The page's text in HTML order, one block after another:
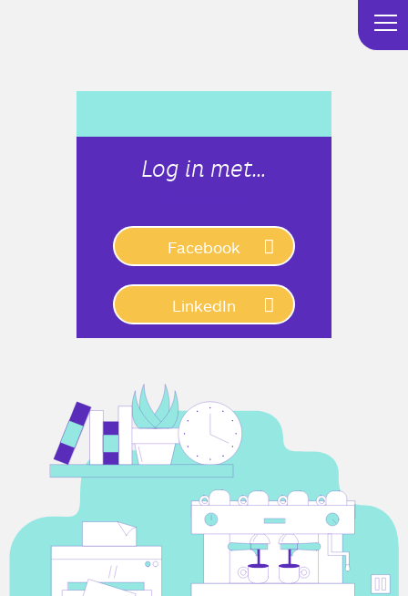
Log in met…
Facebook
LinkedIn